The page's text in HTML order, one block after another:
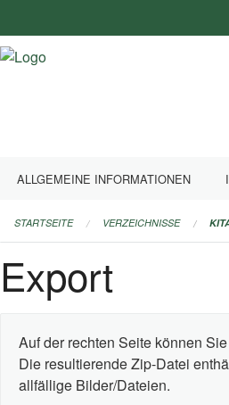
ALLGEMEINE INFORMATIONEN
STARTSEITE VERZEICHNISSE
Export
Auf der rechten Seite können
Die resultierende Zip-Datei
allfällige Bilder/Dateien.